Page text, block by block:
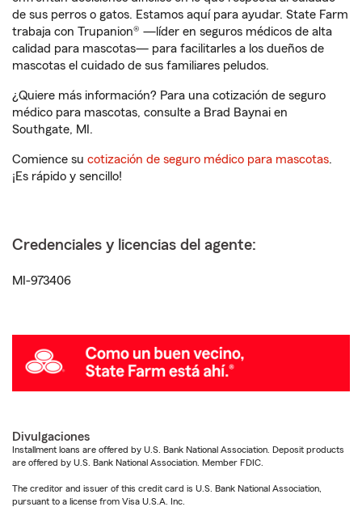
de sus perros o gatos. Estamos aquí para ayudar. State Farm
trabaja con Trupanion® —líder en seguros médicos de alta
calidad para mascotas— para facilitarles a los dueños de
mascotas el cuidado de sus familiares peludos.
¿Quiere más información? Para una cotización de seguro
médico para mascotas, consulte a Brad Baynai en
Southgate, MI.
Comience su cotización de seguro médico para mascotas.
¡Es rápido y sencillo!
Credenciales y licencias del agente:
MI-973406
Divulgaciones
Installment loans are offered by U.S. Bank National Association. Deposit products
are offered by U.S. Bank National Association. Member FDIC.
The creditor and issuer of this credit card is U.S. Bank National Association,
pursuant to a license from Visa U.S.A. Inc.